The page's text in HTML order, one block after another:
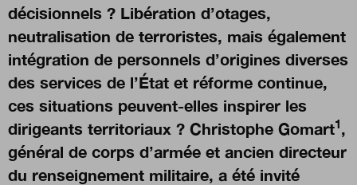
décisionnels ? Libération d’otages,
neutralisation de terroristes, mais également
intégration de personnels d’origines diverses
des services de l’État et réforme continue,
ces situations peuvent-elles inspirer les
dirigeants territoriaux ? Christophe Gomart1,
général de corps d’armée et ancien directeur
du renseignement militaire, a été invité